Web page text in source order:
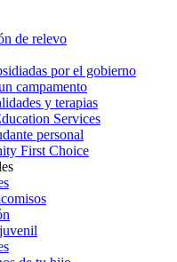
de relevo
por el gobierno
campamento
y terapias
Services
personal
First Choice